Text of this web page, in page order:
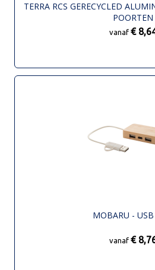
TERRA RCS GERECYCLED
POORTEN
vanaf €
MOBARU -
vanaf €